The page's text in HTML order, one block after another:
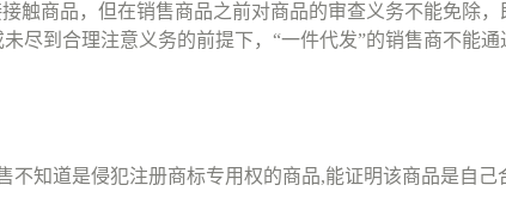
触商品，但在销售商品之前对商品的审查义务不能免除，
尽到合理注意义务的前提下， “一件代发”的销售商不能
不知道是侵犯注册商标专用权的商品,能证明该商品是自己